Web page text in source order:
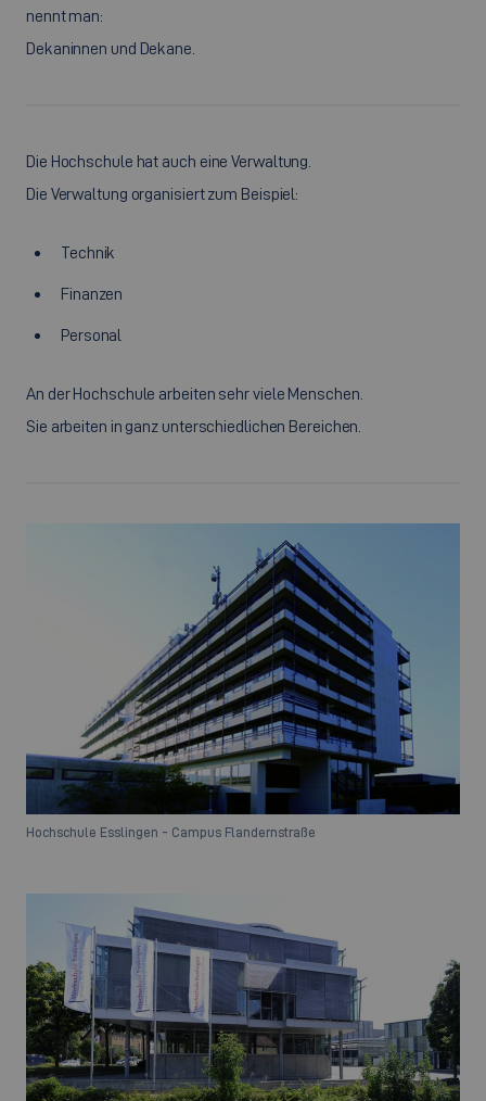
nennt man:
Dekaninnen und Dekane.
Die Hochschule hat auch eine Verwaltung.
Die Verwaltung organisiert zum Beispiel:
Technik
Finanzen
Personal
An der Hochschule arbeiten sehr viele Menschen.
Sie arbeiten in ganz unterschiedlichen Bereichen.
Hochschule Esslingen - Campus Flandernstraße